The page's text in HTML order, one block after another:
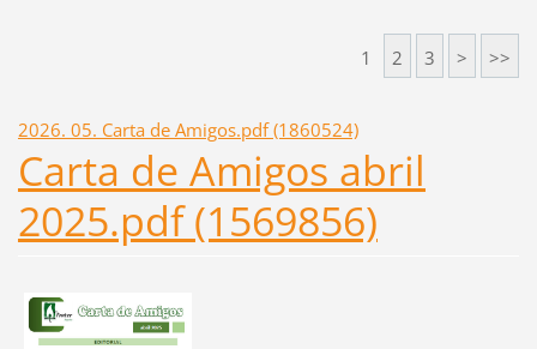
1 2 3 > >>
2026. 05. Carta de Amigos.pdf (1860524)
Carta de Amigos abril
2025.pdf (1569856)